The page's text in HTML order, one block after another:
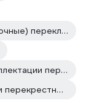
Цвет белый (перекрестные (промежуточные) переключатели)
Монтаж накладной (открытый) Тип комплектации перекрестный переключатель в сборе
Степень защиты IP54 Тип комплектации перекрестный переключатель в сборе